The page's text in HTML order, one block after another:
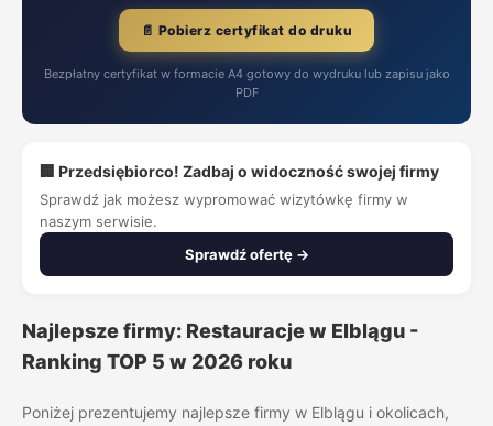
📄 Pobierz certyfikat do druku
Bezpłatny certyfikat w formacie A4 gotowy do wydruku lub zapisu jako
PDF
🏢 Przedsiębiorco! Zadbaj o widoczność swojej firmy
Sprawdź jak możesz wypromować wizytówkę firmy w
naszym serwisie.
Sprawdź ofertę →
Najlepsze firmy: Restauracje w Elblągu -
Ranking TOP 5 w 2026 roku
Poniżej prezentujemy najlepsze firmy w Elblągu i okolicach,